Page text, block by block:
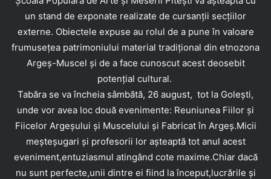
un stand de exponate realizate de cursanții secțiilor
externe. Obiectele expuse au rolul de a pune în valoare
frumusețea patrimoniului material tradițional din etnozona
Argeș-Muscel și de a face cunoscut acest deosebit
potențial cultural.
Tabăra se va încheia sâmbătă, 26 august, tot la Golești,
unde vor avea loc două evenimente: Reuniunea Fiilor și
Fiicelor Argeșului și Muscelului și Fabricat în Argeș.Micii
meșteșugari și profesorii lor așteaptă tot anul acest
eveniment,entuziasmul atingând cote maxime.Chiar dacă
nu sunt perfecte,unii dintre ei fiind la început,lucrările și